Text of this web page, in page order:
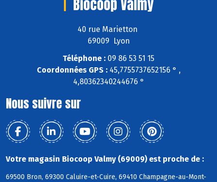
Biocoop Valmy
40 rue Marietton
69009 Lyon
Téléphone : 09 86 53 51 15
Coordonnées GPS :45,7755737652156 ° ,
4,80362340244676 °
Nous suivre sur
Votre magasin Biocoop Valmy (69009) est proche de :
69500 Bron, 69300 Caluire-et-Cuire, 69410 Champagne-au-Mont-